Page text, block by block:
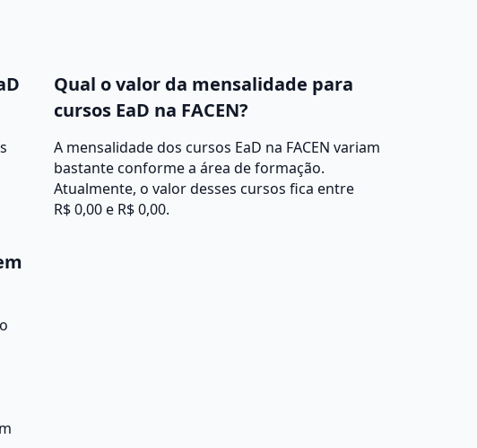
Qual o valor da mensalidade para
cursos EaD na FACEN?
A mensalidade dos cursos EaD na FACEN variam
bastante conforme a área de formação.
Atualmente, o valor desses cursos fica entre
R$ 0,00 e R$ 0,00.